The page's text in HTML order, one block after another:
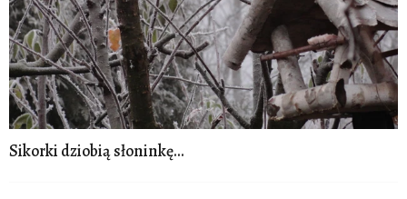
Sikorki dziobią słoninkę...